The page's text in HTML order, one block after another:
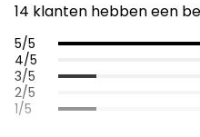
14 klanten hebben een
5/5
4/5
3/5
2/5
1/5